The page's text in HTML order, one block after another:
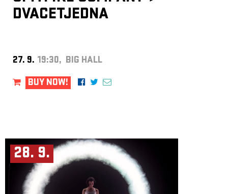
DVACETJEDNA
27. 9. 19:30, BIG HALL
BUY NOW!
28. 9.